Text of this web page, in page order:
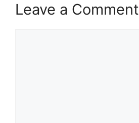
Leave a Comment